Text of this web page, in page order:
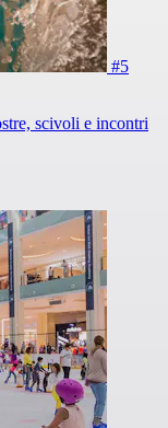
#5
scivoli e incontri